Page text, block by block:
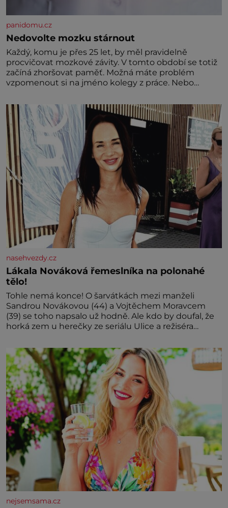
panidomu.cz
Nedovolte mozku stárnout
Každý, komu je přes 25 let, by měl pravidelně
procvičovat mozkové závity. V tomto období se totiž
začíná zhoršovat paměť. Možná máte problém
vzpomenout si na jméno kolegy z práce. Nebo
nedávno přečetli. Je to opravdu tak, s věkem jako
kdyby se paměť rozhodla stávkovat. Cvičte
nasehvezdy.cz
Lákala Nováková řemeslníka na polonahé
tělo!
Tohle nemá konce! O šarvátkách mezi manželi
Sandrou Novákovou (44) a Vojtěchem Moravcem
(39) se toho napsalo už hodně. Ale kdo by doufal, že
horká zem u herečky ze seriálu Ulice a režiséra
nejsemsama.cz